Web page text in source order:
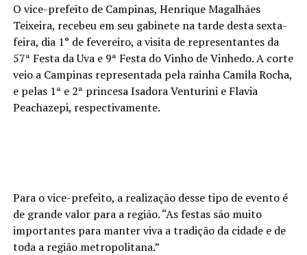
O vice-prefeito de Campinas, Henrique Magalhães
Teixeira, recebeu em seu gabinete na tarde desta sexta-
feira, dia 1° de fevereiro, a visita de representantes da
57ª Festa da Uva e 9ª Festa do Vinho de Vinhedo. A corte
veio a Campinas representada pela rainha Camila Rocha,
e pelas 1ª e 2ª princesa Isadora Venturini e Flavia
Peachazepi, respectivamente.
Para o vice-prefeito, a realização desse tipo de evento é
de grande valor para a região. “As festas são muito
importantes para manter viva a tradição da cidade e de
toda a região metropolitana.”